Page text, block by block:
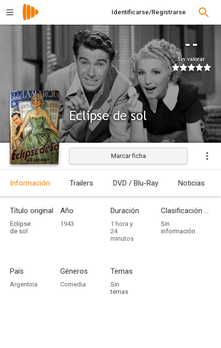
Identificarse/Registrarse
--
Sin valorar
Eclipse de sol
Estrenada
Marcar ficha
Información Trailers DVD / Blu-Ray Noticias
Título original
Eclipse
de sol
Año
1943
Duración
1 hora y
24
minutos
Clasificación por edades
Sin
información
País
Argentina
Géneros
Comedia
Temas
Sin
temas